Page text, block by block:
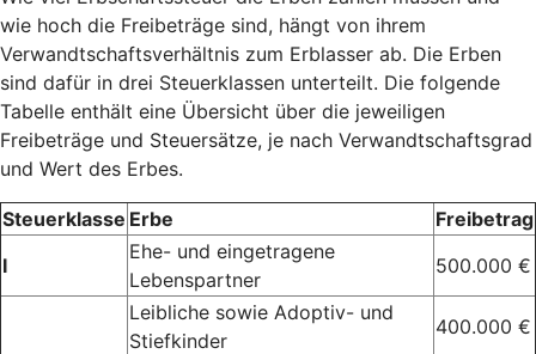
wie hoch die Freibeträge sind, hängt von ihrem
Verwandtschaftsverhältnis zum Erblasser ab. Die Erben
sind dafür in drei Steuerklassen unterteilt. Die folgende
Tabelle enthält eine Übersicht über die jeweiligen
Freibeträge und Steuersätze, je nach Verwandtschaftsgrad
und Wert des Erbes.
Steuerklasse Erbe
Freibetrag
I
Ehe- und eingetragene
Lebenspartner
500.000 €
Leibliche sowie Adoptiv- und
Stiefkinder
400.000 €